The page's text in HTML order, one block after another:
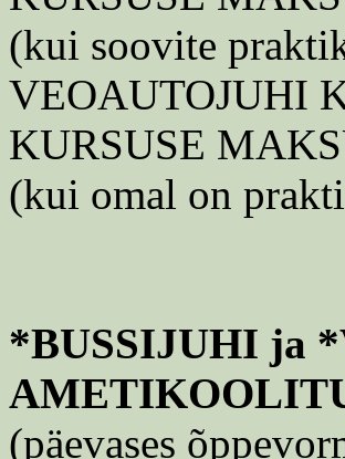
(kui soovite
VEOAUTOJUHI
KURSUSE
(kui omal on
*BUSSIJUHI ja
(päevases